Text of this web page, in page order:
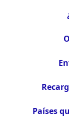
Países